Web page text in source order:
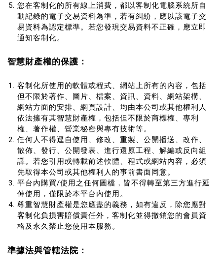
您在客制化的所有線上消費，都以客制化電腦系統所自
動紀錄的電子交易資料為準，若有糾紛，應以該電子交
易資料為認定標準。若您發現交易資料不正確，應立即
通知客制化。
智慧財產權的保護：
客制化所使用的軟體或程式、網站上所有的內容，包括
但不限於著作、圖片、檔案、資訊、資料、網站架構、
網站方面的安排、網頁設計、均由本公司或其他權利人
依法擁有其智慧財產權，包括但不限於商標權、專利
權、著作權、營業秘密與專有技術等。
任何人不得逕自使用、修改、重製、公開播送、改作、
散佈、發行、公開發表、進行還原工程、解編或反向組
譯。若您引用或轉載前述軟體、程式或網站內容，必須
先取得本公司或其他權利人的事前書面同意。
平台內購買/使用之任何圖檔，皆不得轉至第三方進行延
伸使用，僅限於本平台內使用。
尊重智慧財產權是您應盡的義務，如有違反，除您應對
客制化負損害賠償責任外，客制化並得撤銷您的會員資
格及永久禁止您使用本服務。
準據法與管轄法院：